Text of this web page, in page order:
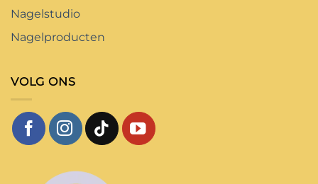
Nagelstudio
Nagelproducten
VOLG ONS